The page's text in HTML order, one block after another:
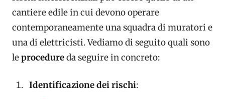
cantiere edile in cui devono operare
contemporaneamente una squadra di muratori e
una di elettricisti. Vediamo di seguito quali sono
leprocedureda seguire in concreto:
Identificazione dei rischi: